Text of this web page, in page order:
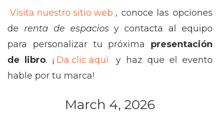
Visita nuestro sitio web , conoce las opciones
de renta de espaciosy contacta al equipo
para personalizar tu próxima presentación
de libro. ¡ Da clic aquí
y haz que el evento
hable por tu marca!
March 4, 2026